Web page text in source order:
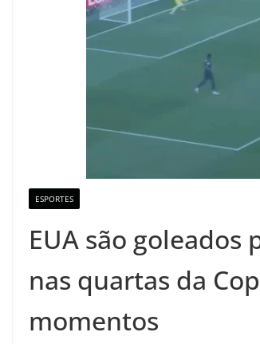
ESPORTES
EUA são goleados
nas quartas da
momentos